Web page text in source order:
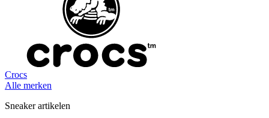
Crocs
Alle merken
Sneaker artikelen